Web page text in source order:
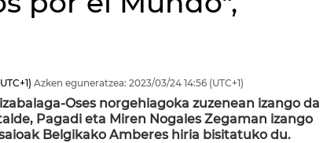
Azken eguneratzea: 2023/03/24 14:56 (UTC+1)
Oses norgehiagoka zuzenean izango da
Pagadi eta Miren Nogales Zegaman izango
Belgikako Amberes hiria bisitatuko du.